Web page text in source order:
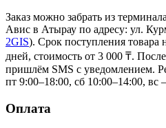
Заказ можно забрать из
Авис в Атырау по адресу: ул.
2GIS). Срок поступления
дней, стоимость от 3 000 ₸.
пришлём SMS с уведомлением.
пт 9:00–18:00, сб 10:00–14:00,
Оплата